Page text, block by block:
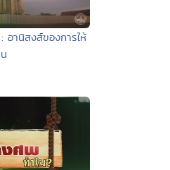
านิสงส์ของการให้